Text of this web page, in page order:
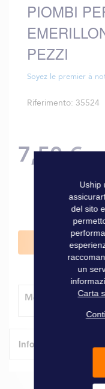
di
immagini
PIOMBI
PEZZI
Soyez le premier à
Riferimento 35524
7,50 €
Modalità di
Informazioni tecniche
Uship
del sito
un
Carta